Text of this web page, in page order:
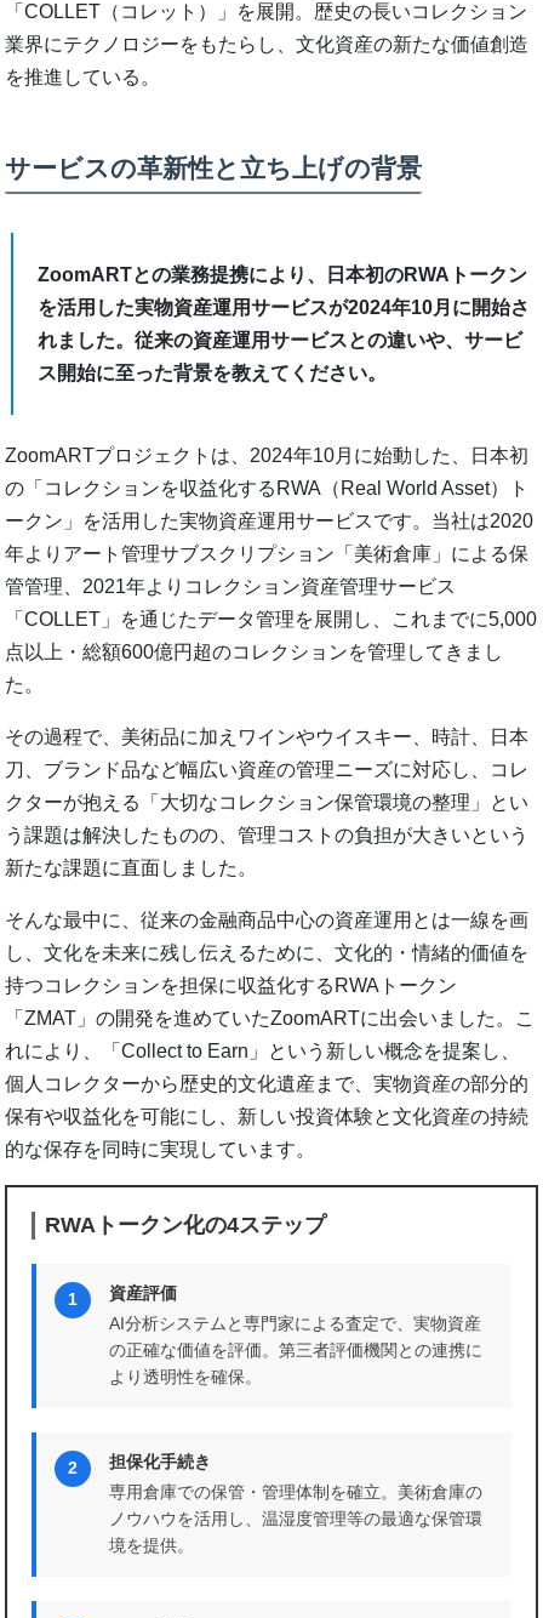
「COLLET（コレット）」を展開。歴史の長いコレクション
業界にテクノロジーをもたらし、文化資産の新たな価値創造
を推進している。
サービスの革新性と立ち上げの背景
ZoomARTとの業務提携により、日本初のRWAトークン
を活用した実物資産運用サービスが2024年10月に開始さ
れました。従来の資産運用サービスとの違いや、サービ
ス開始に至った背景を教えてください。
ZoomARTプロジェクトは、2024年10月に始動した、日本初
の「コレクションを収益化するRWA（Real World Asset）ト
ークン」を活用した実物資産運用サービスです。当社は2020
年よりアート管理サブスクリプション「美術倉庫」による保
管管理、2021年よりコレクション資産管理サービス
「COLLET」を通じたデータ管理を展開し、これまでに5,000
点以上・総額600億円超のコレクションを管理してきまし
た。
その過程で、美術品に加えワインやウイスキー、時計、日本
刀、ブランド品など幅広い資産の管理ニーズに対応し、コレ
クターが抱える「大切なコレクション保管環境の整理」とい
う課題は解決したものの、管理コストの負担が大きいという
新たな課題に直面しました。
そんな最中に、従来の金融商品中心の資産運用とは一線を画
し、文化を未来に残し伝えるために、文化的・情緒的価値を
持つコレクションを担保に収益化するRWAトークン
「ZMAT」の開発を進めていたZoomARTに出会いました。こ
れにより、「Collect to Earn」という新しい概念を提案し、
個人コレクターから歴史的文化遺産まで、実物資産の部分的
保有や収益化を可能にし、新しい投資体験と文化資産の持続
的な保存を同時に実現しています。
RWAトークン化の4ステップ
1
資産評価
AI分析システムと専門家による査定で、実物資産
の正確な価値を評価。第三者評価機関との連携に
より透明性を確保。
2
担保化手続き
専用倉庫での保管・管理体制を確立。美術倉庫の
ノウハウを活用し、温湿度管理等の最適な保管環
境を提供。